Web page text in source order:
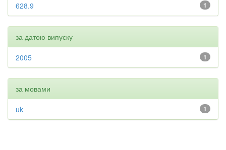
1
628.9
за датою випуску
1
2005
за мовами
1
uk